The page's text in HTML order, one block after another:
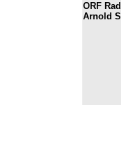
ORF
Arnold